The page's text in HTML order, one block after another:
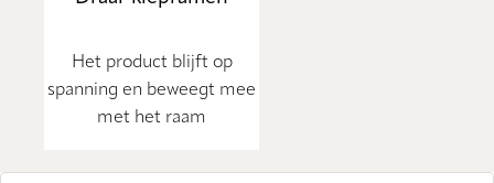
Het product blijft op
spanning en beweegt mee
met het raam